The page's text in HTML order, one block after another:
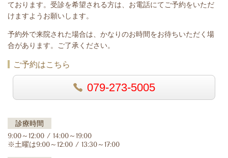
ております。受診を希望される方は、お電話にてご予約をいただ
けますようお願いします。
予約外で来院された場合は、かなりのお時間をお待ちいただく場
合があります。ご了承ください。
ご予約はこちら
079-273-5005
診療時間
9:00～12:00 / 14:00～19:00
※土曜は9:00～12:00 / 13:30～17:00